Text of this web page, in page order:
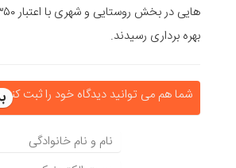
بهره برداری رسیدند.
شما هم می توانید دیدگاه خود را ثبت کنید